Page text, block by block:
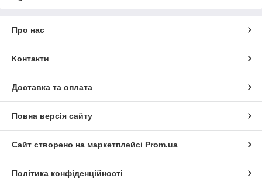
Про нас
Контакти
Доставка та оплата
Повна версія сайту
Сайт створено на маркетплейсі Prom.ua
Політика конфіденційності